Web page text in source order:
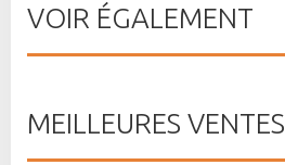
VOIR ÉGALEMENT
MEILLEURES VENTES